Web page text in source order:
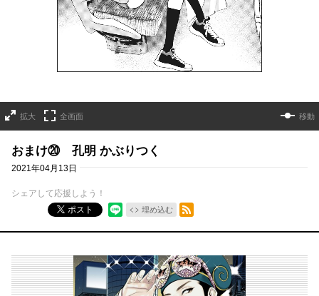
拡大 全画面 移動
おまけ⑳ 孔明 かぶりつく
2021年04月13日
シェアして応援しよう！
ポスト
埋め込む
RSSフィード